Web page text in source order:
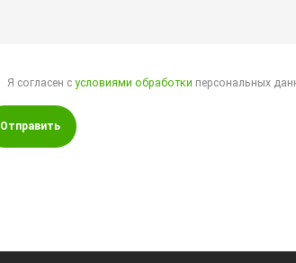
Я согласен сусловиями обработки персональных
Отправить